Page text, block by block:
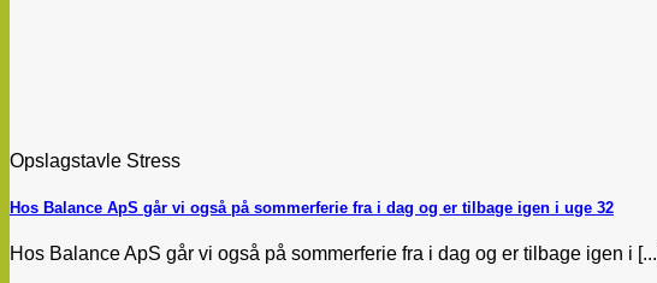
Opslagstavle Stress
Hos Balance ApS går vi også på sommerferie fra i dag og er tilbage igen i uge 32
Hos Balance ApS går vi også på sommerferie fra i dag og er tilbage igen i [...]